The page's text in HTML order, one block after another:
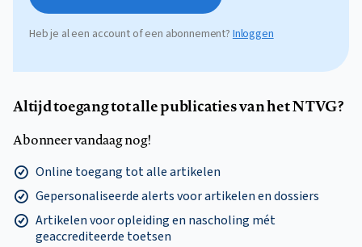
Heb je al een account of een abonnement?Inloggen
Altijd toegang tot alle publicaties van het NTVG?
Abonneer vandaag nog!
Online toegang tot alle artikelen
Gepersonaliseerde alerts voor artikelen en dossiers
Artikelen voor opleiding en nascholing mét
geaccrediteerde toetsen